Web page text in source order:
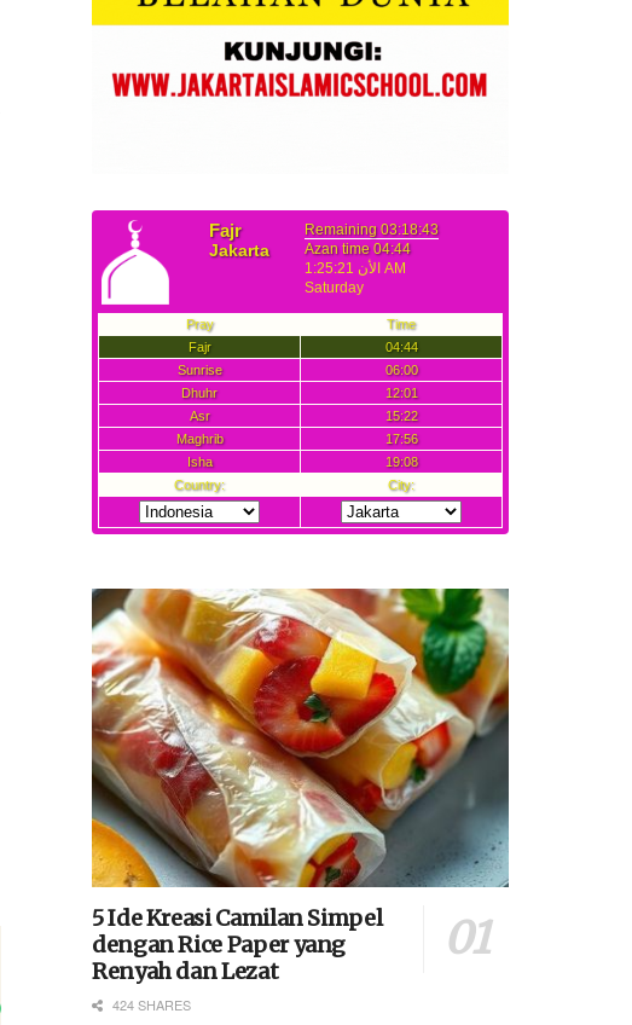
5 Ide Kreasi Camilan Simpel
dengan Rice Paper yang
Renyah dan Lezat
424 SHARES